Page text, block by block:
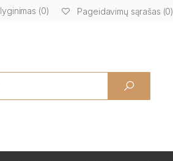
(0) Pageidavimų sąrašas (0)